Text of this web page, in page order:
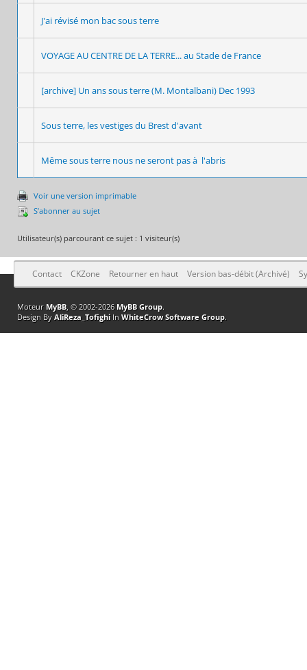
J'ai révisé mon bac sous terre
VOYAGE AU CENTRE DE LA TERRE... au Stade de France
[archive] Un ans sous terre (M. Montalbani) Dec 1993
Sous terre, les vestiges du Brest d'avant
Même sous terre nous ne seront pas à l'abris
Voir une version imprimable
S’abonner au sujet
Utilisateur(s) parcourant ce sujet : 1 visiteur(s)
Contact CKZone Retourner en haut Version bas-débit (Archivé)
Moteur MyBB, © 2002-2026 MyBB Group.
Design By AliReza_TofighiIn WhiteCrow Software Group.